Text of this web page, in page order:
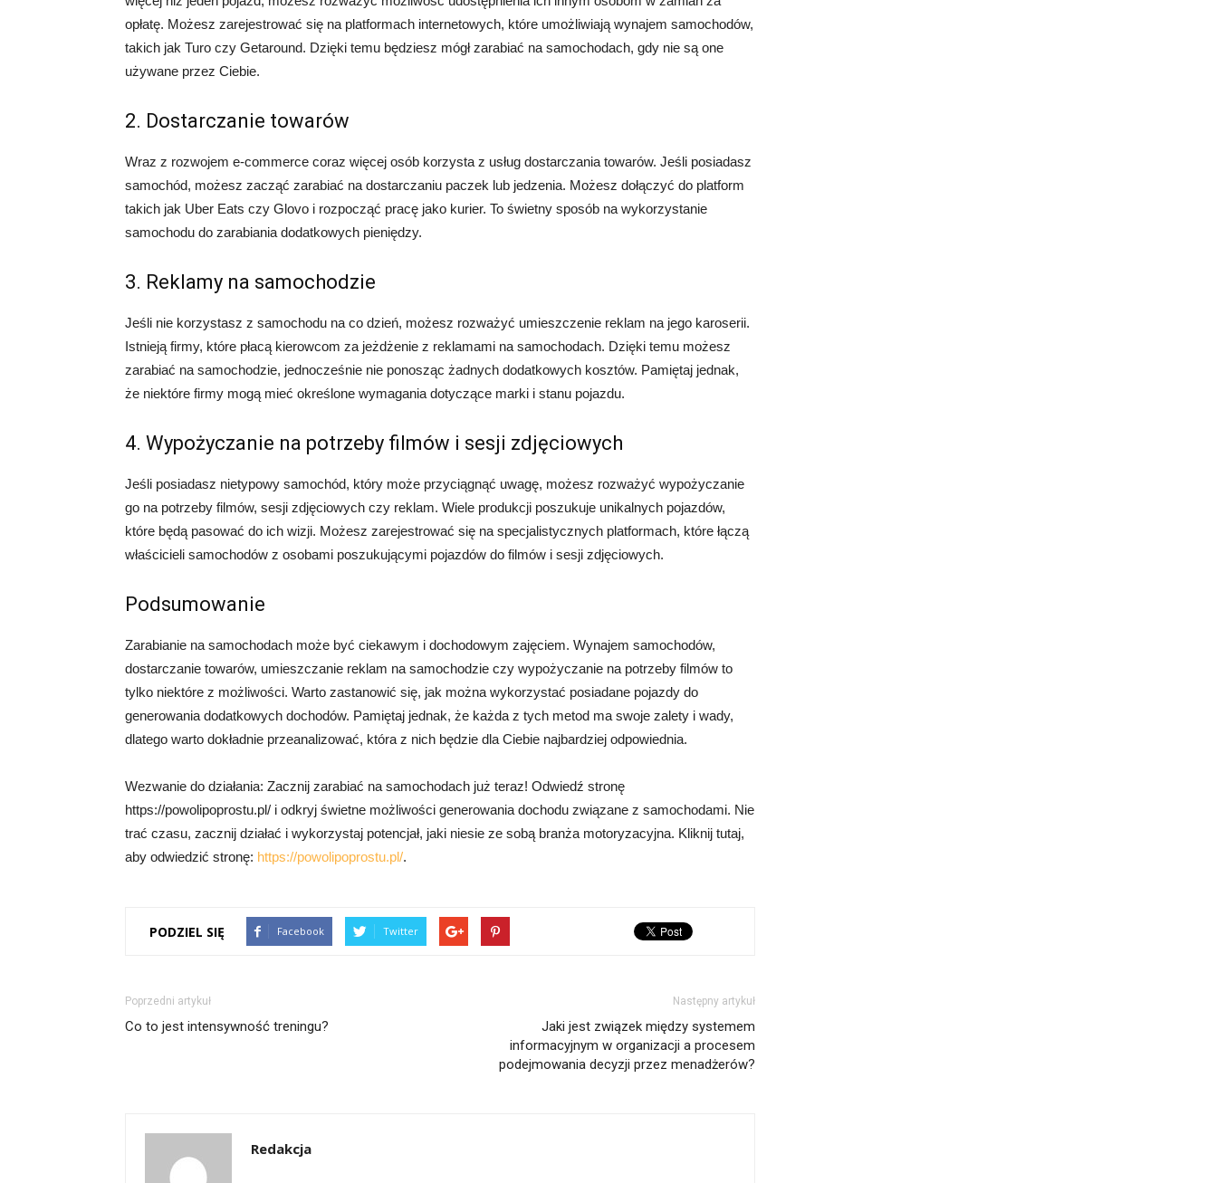
opłatę. Możesz zarejestrować się na platformach internetowych, które umożliwiają wynajem samochodów,
takich jak Turo czy Getaround. Dzięki temu będziesz mógł zarabiać na samochodach, gdy nie są one
używane przez Ciebie.
2. Dostarczanie towarów
Wraz z rozwojem e-commerce coraz więcej osób korzysta z usług dostarczania towarów. Jeśli posiadasz
samochód, możesz zacząć zarabiać na dostarczaniu paczek lub jedzenia. Możesz dołączyć do platform
takich jak Uber Eats czy Glovo i rozpocząć pracę jako kurier. To świetny sposób na wykorzystanie
samochodu do zarabiania dodatkowych pieniędzy.
3. Reklamy na samochodzie
Jeśli nie korzystasz z samochodu na co dzień, możesz rozważyć umieszczenie reklam na jego karoserii.
Istnieją firmy, które płacą kierowcom za jeżdżenie z reklamami na samochodach. Dzięki temu możesz
zarabiać na samochodzie, jednocześnie nie ponosząc żadnych dodatkowych kosztów. Pamiętaj jednak,
że niektóre firmy mogą mieć określone wymagania dotyczące marki i stanu pojazdu.
4. Wypożyczanie na potrzeby filmów i sesji zdjęciowych
Jeśli posiadasz nietypowy samochód, który może przyciągnąć uwagę, możesz rozważyć wypożyczanie
go na potrzeby filmów, sesji zdjęciowych czy reklam. Wiele produkcji poszukuje unikalnych pojazdów,
które będą pasować do ich wizji. Możesz zarejestrować się na specjalistycznych platformach, które łączą
właścicieli samochodów z osobami poszukującymi pojazdów do filmów i sesji zdjęciowych.
Podsumowanie
Zarabianie na samochodach może być ciekawym i dochodowym zajęciem. Wynajem samochodów,
dostarczanie towarów, umieszczanie reklam na samochodzie czy wypożyczanie na potrzeby filmów to
tylko niektóre z możliwości. Warto zastanowić się, jak można wykorzystać posiadane pojazdy do
generowania dodatkowych dochodów. Pamiętaj jednak, że każda z tych metod ma swoje zalety i wady,
dlatego warto dokładnie przeanalizować, która z nich będzie dla Ciebie najbardziej odpowiednia.
Wezwanie do działania: Zacznij zarabiać na samochodach już teraz! Odwiedź stronę
https://powolipoprostu.pl/ i odkryj świetne możliwości generowania dochodu związane z samochodami. Nie
trać czasu, zacznij działać i wykorzystaj potencjał, jaki niesie ze sobą branża motoryzacyjna. Kliknij tutaj,
aby odwiedzić stronę: https://powolipoprostu.pl/.
PODZIEL SIĘ Facebook Twitter
Poprzedni artykuł
Co to jest intensywność treningu?
Następny artykuł
Jaki jest związek między systemem
informacyjnym w organizacji a procesem
podejmowania decyzji przez menadżerów?
Redakcja